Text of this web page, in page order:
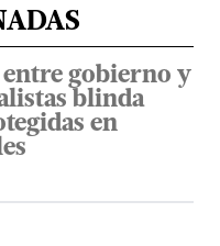
gobierno y
blinda
en